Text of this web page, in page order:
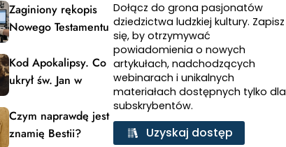
Zaginiony rękopis
Nowego Testamentu
Kod Apokalipsy. Co
ukrył św. Jan w
Czym naprawdę jest
znamię Bestii?
Dołącz do grona pasjonatów
dziedzictwa ludzkiej kultury. Zapisz
się, by otrzymywać
powiadomienia o nowych
artykułach, nadchodzących
webinarach i unikalnych
materiałach dostępnych tylko dla
subskrybentów.
Uzyskaj dostęp